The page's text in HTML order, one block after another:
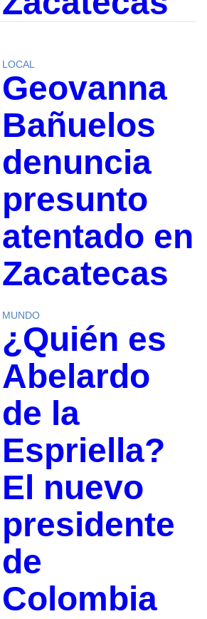
LOCAL
Geovanna
Bañuelos
denuncia
presunto
atentado en
Zacatecas
MUNDO
¿Quién es
Abelardo
de la
Espriella?
El nuevo
presidente
de
Colombia